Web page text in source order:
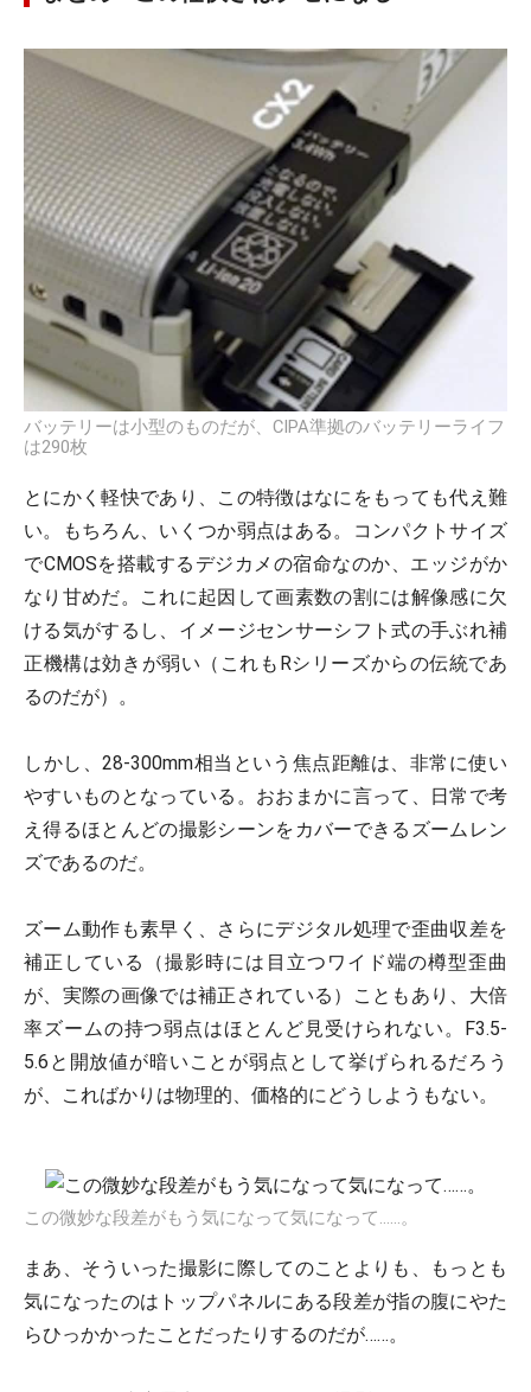
バッテリーは小型のものだが、CIPA準拠のバッテリーライフ
は290枚
とにかく軽快であり、この特徴はなにをもっても代え難
い。もちろん、いくつか弱点はある。コンパクトサイズ
でCMOSを搭載するデジカメの宿命なのか、エッジがか
なり甘めだ。これに起因して画素数の割には解像感に欠
ける気がするし、イメージセンサーシフト式の手ぶれ補
正機構は効きが弱い（これもRシリーズからの伝統であ
るのだが）。
しかし、28-300mm相当という焦点距離は、非常に使い
やすいものとなっている。おおまかに言って、日常で考
え得るほとんどの撮影シーンをカバーできるズームレン
ズであるのだ。
ズーム動作も素早く、さらにデジタル処理で歪曲収差を
補正している（撮影時には目立つワイド端の樽型歪曲
が、実際の画像では補正されている）こともあり、大倍
率ズームの持つ弱点はほとんど見受けられない。F3.5-
5.6と開放値が暗いことが弱点として挙げられるだろう
が、こればかりは物理的、価格的にどうしようもない。
この微妙な段差がもう気になって気になって……。
まあ、そういった撮影に際してのことよりも、もっとも
気になったのはトップパネルにある段差が指の腹にやた
らひっかかったことだったりするのだが……。